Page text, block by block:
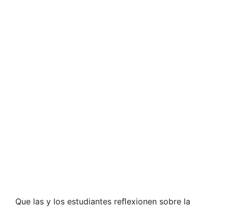
Que las y los estudiantes reﬂexionen sobre la